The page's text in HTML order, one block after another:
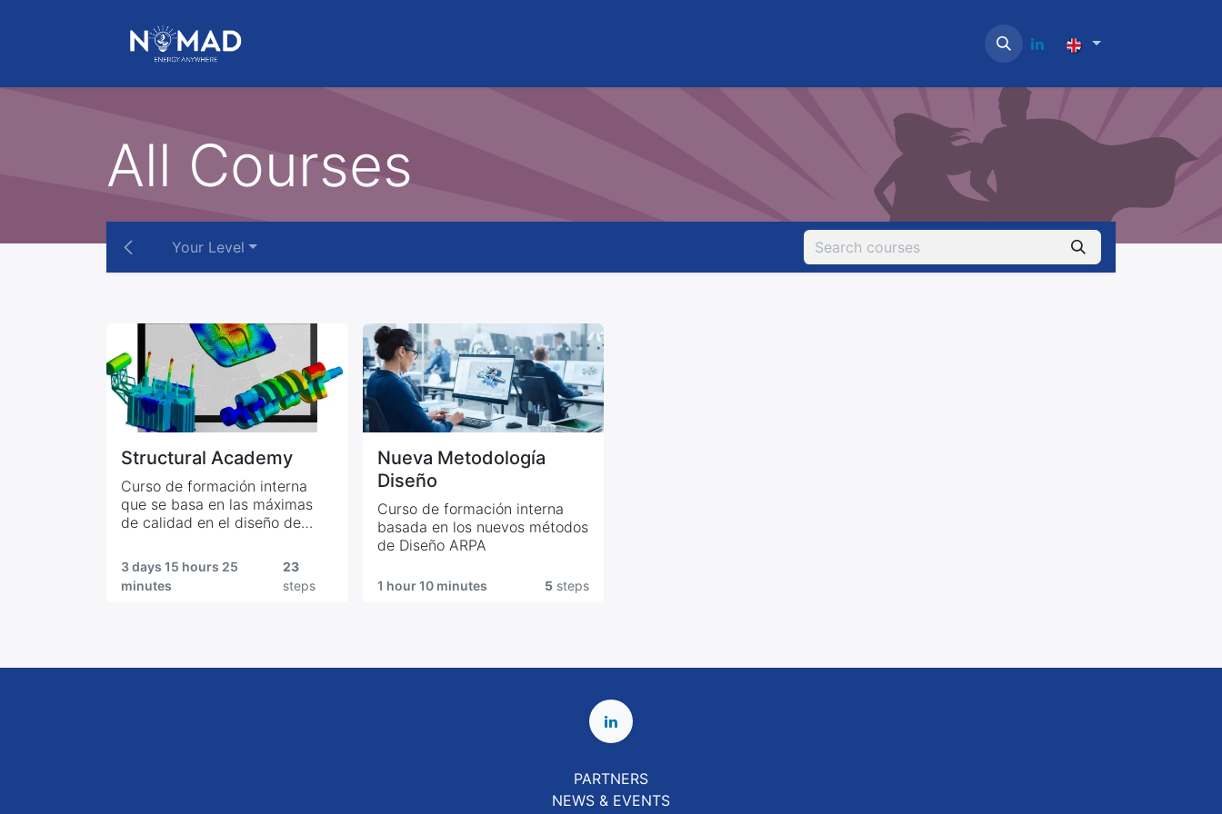
All Courses
Your Level
Structural Academy
Curso de formación interna
que se basa en las máximas
de calidad en el diseño de
3 days 15 hours 25
minutes
23
steps
Nueva Metodología
Diseño
Curso de formación interna
basada en los nuevos métodos
de Diseño ARPA
1 hour 10 minutes 5 steps
PARTNERS
NEWS & EVENTS